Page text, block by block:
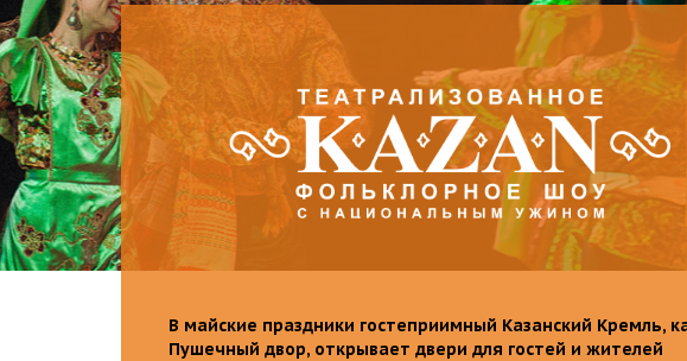
В майские праздники гостеприимный Казанский Кремль,
Пушечный двор, открывает двери для гостей и жителей